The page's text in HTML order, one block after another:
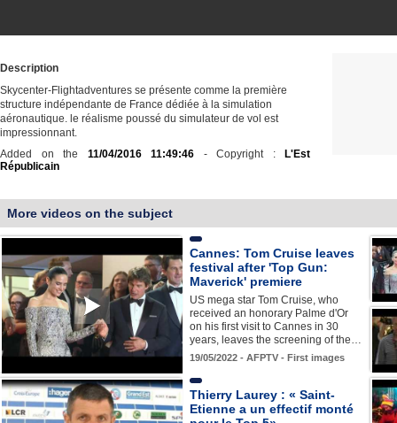
Description
Skycenter-Flightadventures se présente comme la première
structure indépendante de France dédiée à la simulation
aéronautique. le réalisme poussé du simulateur de vol est
impressionnant.
Added on the 11/04/2016 11:49:46 - Copyright :
L'Est
Républicain
More videos on the subject
Cannes: Tom Cruise leaves
festival after 'Top Gun:
Maverick' premiere
US mega star Tom Cruise, who
received an honorary Palme d'Or
on his first visit to Cannes in 30
years, leaves the screening of the…
19/05/2022 - AFPTV - First images
Thierry Laurey : « Saint-
Etienne a un effectif monté